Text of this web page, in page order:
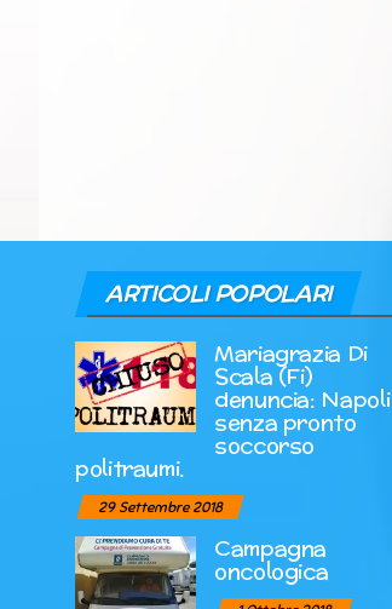
ARTICOLI POPOLARI
Mariagrazia Di
Scala (Fi)
denuncia: Napoli
senza pronto
soccorso
politraumi.
29 Settembre 2018
Campagna
oncologica